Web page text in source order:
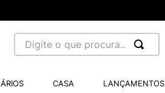
Digite o que procura...
CASA LANÇAMENTOS
BALANCE 530